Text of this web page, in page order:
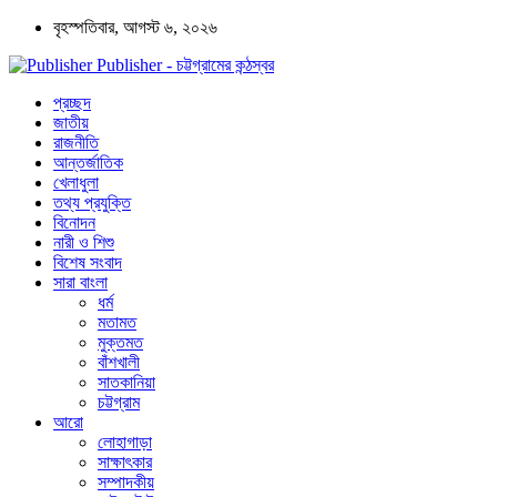
বৃহস্পতিবার, আগস্ট ৬, ২০২৬
Publisher - চট্টগ্রামের কন্ঠস্বর
প্রচ্ছদ
জাতীয়
রাজনীতি
আন্তর্জাতিক
খেলাধুলা
তথ্য প্রযুক্তি
বিনোদন
নারী ও শিশু
বিশেষ সংবাদ
সারা বাংলা
ধর্ম
মতামত
মুক্তমত
বাঁশখালী
সাতকানিয়া
চট্টগ্রাম
আরো
লোহাগাড়া
সাক্ষাৎকার
সম্পাদকীয়